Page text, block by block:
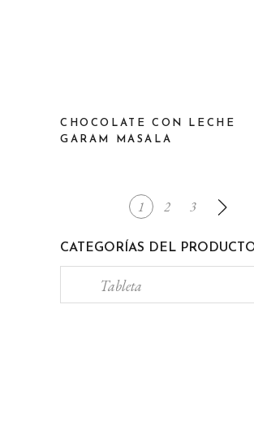
CHOCOLATE CON LECHE
GARAM MASALA
1 2 3
CATEGORÍAS DEL